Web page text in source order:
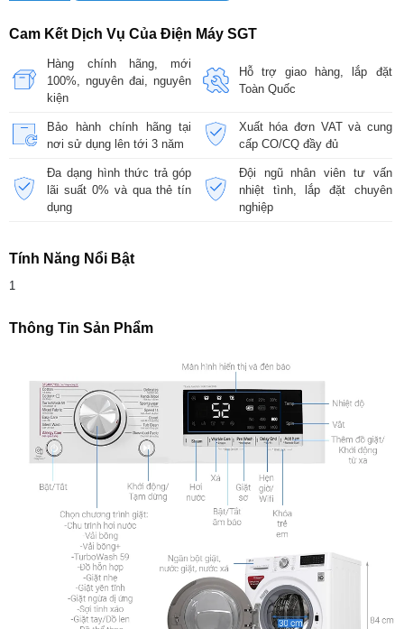
Cam Kết Dịch Vụ Của Điện Máy SGT
Hàng chính hãng, mới
100%, nguyên đai, nguyên
kiện
Hỗ trợ giao hàng, lắp đặt
Toàn Quốc
Bảo hành chính hãng tại
nơi sử dụng lên tới 3 năm
Xuất hóa đơn VAT và cung
cấp CO/CQ đầy đủ
Đa dạng hình thức trả góp
lãi suất 0% và qua thẻ tín
dụng
Đội ngũ nhân viên tư vấn
nhiệt tình, lắp đặt chuyên
nghiệp
Tính Năng Nổi Bật
1
Thông Tin Sản Phẩm